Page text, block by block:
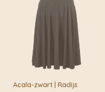
Acala-zwart | Radijs